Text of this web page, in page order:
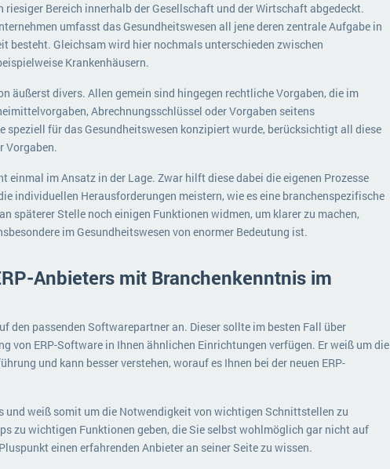
Bereich innerhalb der Gesellschaft und der Wirtschaft abgedeckt.
umfasst das Gesundheitswesen all jene deren zentrale Aufgabe in
besteht. Gleichsam wird hier nochmals unterschieden zwischen
Krankenhäusern.
äußerst divers. Allen gemein sind hingegen rechtliche Vorgaben, die im
Abrechnungsschlüssel oder Vorgaben seitens
speziell für das Gesundheitswesen konzipiert wurde, berücksichtigt all diese
Vorgaben.
einmal im Ansatz in der Lage. Zwar hilft diese dabei die eigenen Prozesse
individuellen Herausforderungen meistern, wie es eine branchenspezifische
späterer Stelle noch einigen Funktionen widmen, um klarer zu machen,
im Gesundheitswesen von enormer Bedeutung ist.
Anbieters mit Branchenkenntnis im
den passenden Softwarepartner an. Dieser sollte im besten Fall über
von ERP-Software in Ihnen ähnlichen Einrichtungen verfügen. Er weiß um die
und kann besser verstehen, worauf es Ihnen bei der neuen ERP-
und weiß somit um die Notwendigkeit von wichtigen Schnittstellen zu
zu wichtigen Funktionen geben, die Sie selbst wohlmöglich gar nicht auf
einen erfahrenden Anbieter an seiner Seite zu wissen.